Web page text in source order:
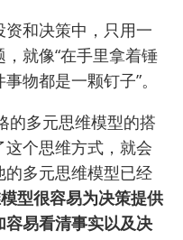
和决策中，只用一
就像“在手里拿着锤
物都是一颗钉子”。
的多元思维模型的搭
个思维方式，就会
多元思维模型已经
型很容易为决策提供
易看清事实以及决